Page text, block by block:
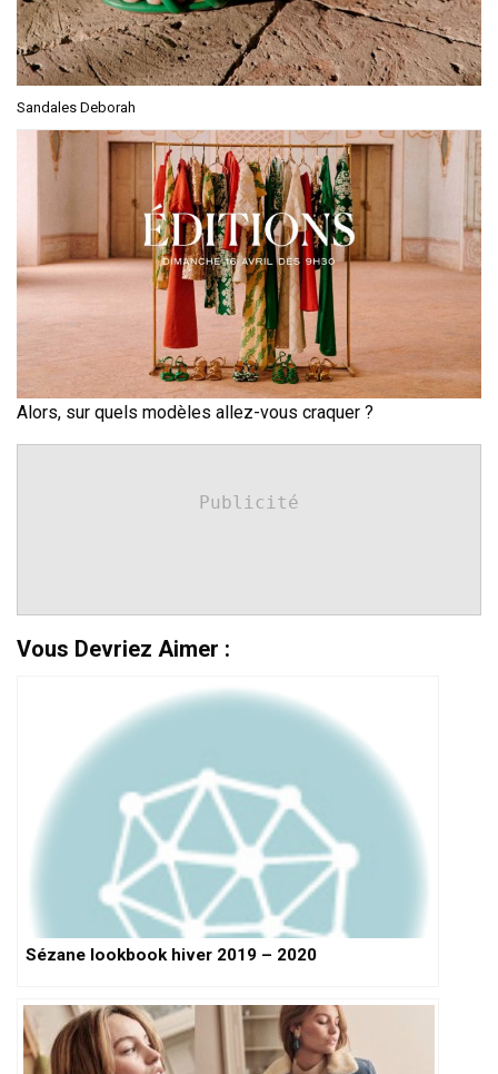
Sandales Deborah
Alors, sur quels modèles allez-vous craquer ?
Publicité
Vous Devriez Aimer :
Sézane lookbook hiver 2019 – 2020